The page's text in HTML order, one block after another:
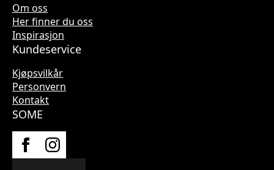
Om oss
Her finner du oss
Inspirasjon
Kundeservice
Kjøpsvilkår
Personvern
Kontakt
SOME